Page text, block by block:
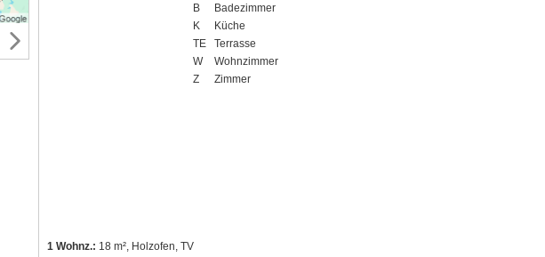
B
Badezimmer
K
Küche
TE
Terrasse
W
Wohnzimmer
Z
Zimmer
1 Wohnz.: 18 m², Holzofen, TV